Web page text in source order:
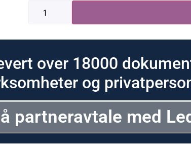
over 18000
og
partneravtale med